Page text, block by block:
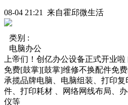
08-04 21:21 来自霍邱微生活
类别 :
电脑办公
上帝们！创亿办公设备正式开业
免费[鼓掌][鼓掌]维修不换配件免
承揽品牌电脑、电脑组装、打印
件、打印耗材 、网络网线布局、
仪等